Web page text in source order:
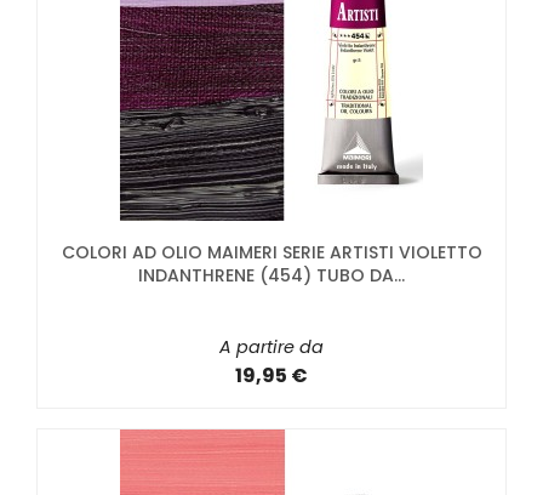
COLORI AD OLIO MAIMERI SERIE ARTISTI VIOLETTO
INDANTHRENE (454) TUBO DA...
A partire da
19,95 €